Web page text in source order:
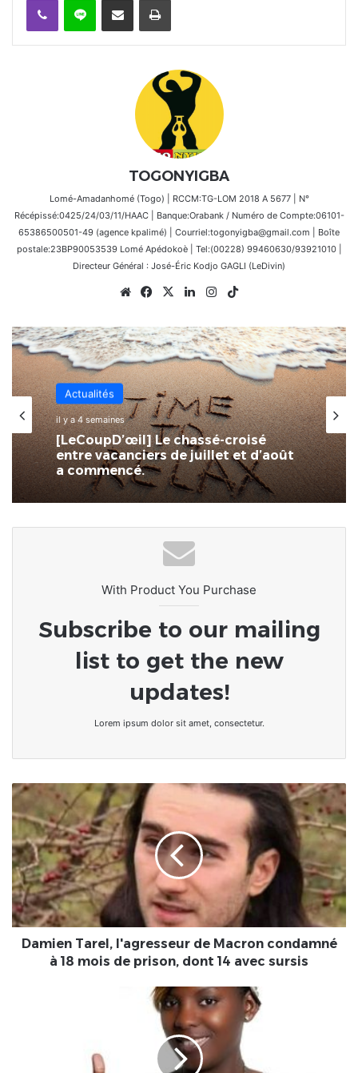
TOGONYIGBA
Lomé-Amadanhomé (Togo) | RCCM:TG-LOM 2018 A 5677 | N°
Récépissé:0425/24/03/11/HAAC | Banque:Orabank / Numéro de Compte:06101-
65386500501-49 (agence kpalimé) | Courriel:togonyigba@gmail.com | Boîte
postale:23BP90053539 Lomé Apédokoè | Tel:(00228) 99460630/93921010 |
Directeur Général : José-Éric Kodjo GAGLI (LeDivin)
WebsiteFacebook
X LinkedinInstagram
Actualités
il y a 4 semaines
[LeCoupD’œil] Le chassé-croisé
entre vacanciers de juillet et d’août
a commencé.
With Product You Purchase
Subscribe to our mailing
list to get the new
updates!
Lorem ipsum dolor sit amet, consectetur.
Damien
l'agresseur
de
Macron
condamné
à
18
mois
Damien Tarel, l'agresseur de Macron condamné
à 18 mois de prison, dont 14 avec sursis